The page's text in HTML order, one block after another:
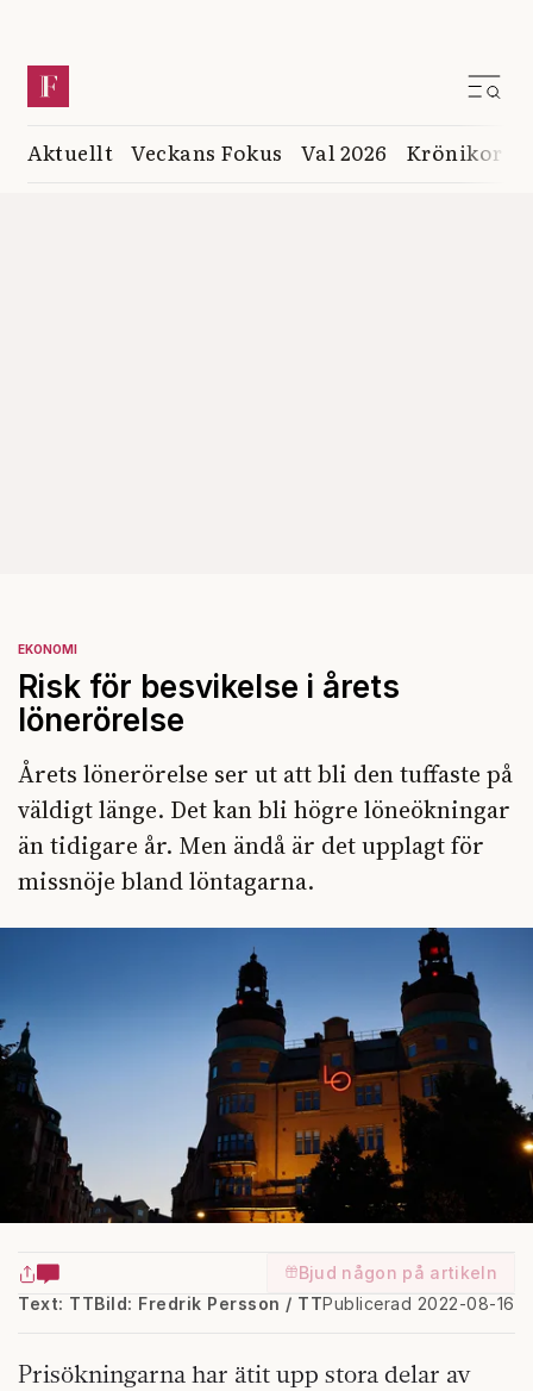
Aktuellt Veckans Fokus Val 2026 Krönikor
EKONOMI
Risk för besvikelse i årets
lönerörelse
Årets lönerörelse ser ut att bli den tuffaste på
väldigt länge. Det kan bli högre löneökningar
än tidigare år. Men ändå är det upplagt för
missnöje bland löntagarna.
Bjud någon på artikeln
Text: TT
Publicerad 2022-08-16
Bild: Fredrik Persson / TT
Prisökningarna har ätit upp stora delar av